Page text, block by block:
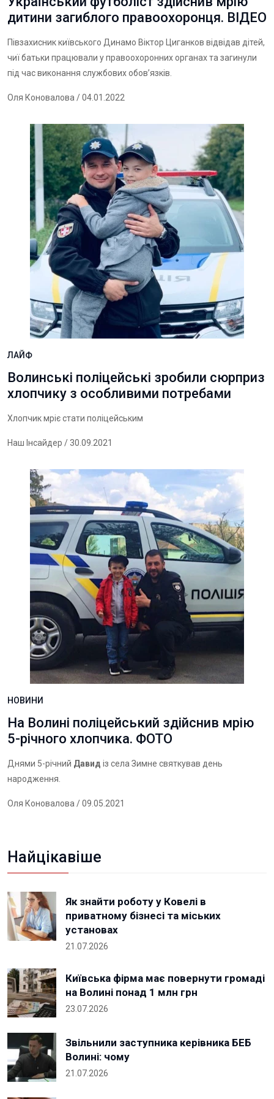
дитини загиблого правоохоронця. ВІДЕО
Півзахисник київського Динамо Віктор Циганков відвідав дітей,
чиї батьки працювали у правоохоронних органах та загинули
під час виконання службових обов’язків.
Оля Коновалова / 04.01.2022
ЛАЙФ
Волинські поліцейські зробили сюрприз
хлопчику з особливими потребами
Хлопчик мріє стати поліцейським
Наш Інсайдер / 30.09.2021
НОВИНИ
На Волині поліцейський здійснив мрію
5-річного хлопчика. ФОТО
Днями 5-річний Давид із села Зимне святкував день
народження.
Оля Коновалова / 09.05.2021
Найцікавіше
Як знайти роботу у Ковелі в
приватному бізнесі та міських
установах
21.07.2026
Київська фірма має повернути громаді
на Волині понад 1 млн грн
23.07.2026
Звільнили заступника керівника БЕБ
Волині: чому
21.07.2026